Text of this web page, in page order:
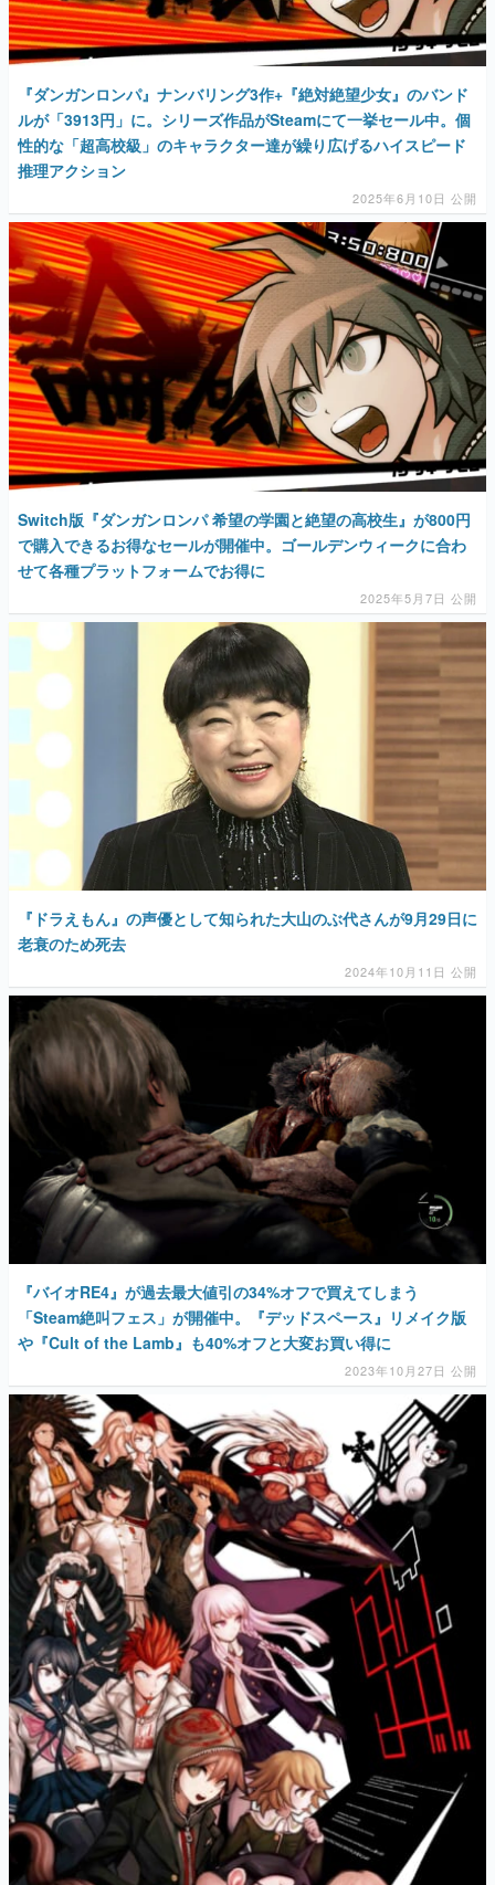
『ダンガンロンパ』ナンバリング3作+『絶対絶望少女』のバンド
ルが「3913円」に。シリーズ作品がSteamにて一挙セール中。個
性的な「超高校級」のキャラクター達が繰り広げるハイスピード
推理アクション
2025年6月10日 公開
Switch版『ダンガンロンパ 希望の学園と絶望の高校生』が800円
で購入できるお得なセールが開催中。ゴールデンウィークに合わ
せて各種プラットフォームでお得に
2025年5月7日 公開
『ドラえもん』の声優として知られた大山のぶ代さんが9月29日に
老衰のため死去
2024年10月11日 公開
『バイオRE4』が過去最大値引の34%オフで買えてしまう
「Steam絶叫フェス」が開催中。『デッドスペース』リメイク版
や『Cult of the Lamb』も40%オフと大変お買い得に
2023年10月27日 公開